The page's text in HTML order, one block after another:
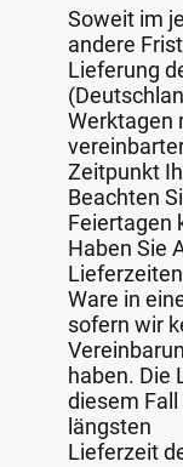
Soweit im
andere
Lieferung
Werktagen
Zeitpunkt
Beachten
Feiertagen
Haben Sie
Ware in
sofern wir
haben. Die
diesem
längsten
Lieferzeit